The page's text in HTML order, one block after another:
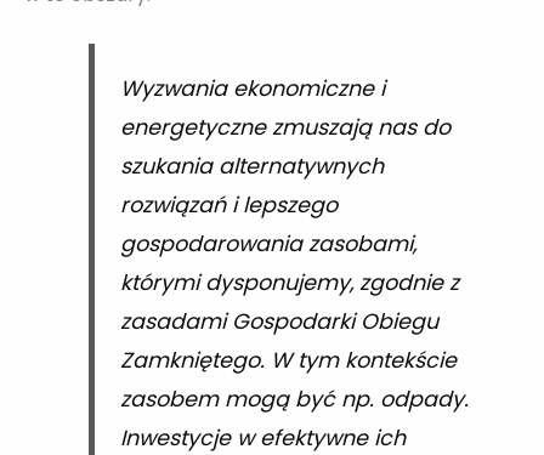
Wyzwania ekonomiczne i
energetyczne zmuszają nas do
szukania alternatywnych
rozwiązań i lepszego
gospodarowania zasobami,
którymi dysponujemy, zgodnie z
zasadami Gospodarki Obiegu
Zamkniętego. W tym kontekście
zasobem mogą być np. odpady.
Inwestycje w efektywne ich